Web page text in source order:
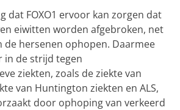
dat FOXO1 ervoor kan zorgen dat
eiwitten worden afgebroken, net
de hersenen ophopen. Daarmee
in de strijd tegen
ziekten, zoals de ziekte van
van Huntington ziekten en ALS,
door ophoping van verkeerd